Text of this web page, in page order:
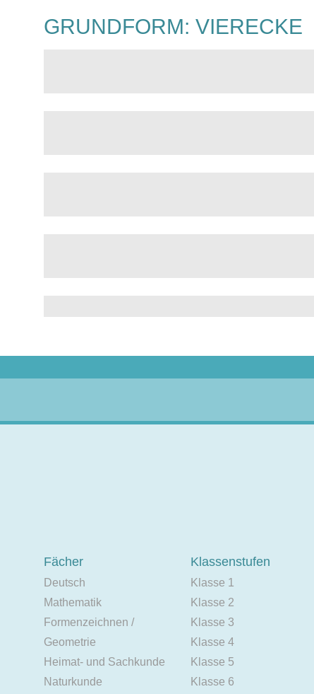
GRUNDFORM: VIERECKE
Fächer
Deutsch
Mathematik
Formenzeichnen /
Geometrie
Heimat- und Sachkunde
Naturkunde
Klassenstufen
Klasse 1
Klasse 2
Klasse 3
Klasse 4
Klasse 5
Klasse 6